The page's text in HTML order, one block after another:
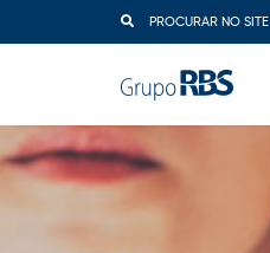
PROCURAR NO SITE